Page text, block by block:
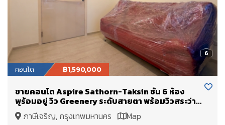
6
คอนโด ฿1,590,000
ขายคอนโด Aspire Sathorn-Taksin ชั้น 6 ห้อง
พร้อมอยู่ วิว Greenery ระดับสายตา พร้อมวิวสระว่าย
น้ำ ภาษีเจริญ, กรุงเทพมหานคร Map